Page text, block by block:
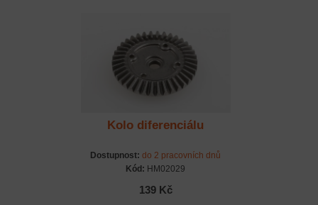
Kolo diferenciálu
Dostupnost: do 2 pracovních dnů
Kód: HM02029
139 Kč